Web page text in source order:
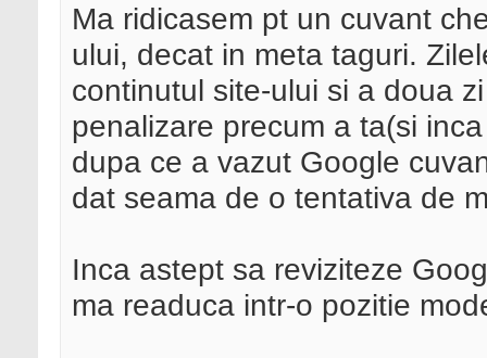
Ma ridicasem pt un cuvant
ului, decat in meta taguri.
continutul site-ului si a doua
penalizare precum a ta(si
dupa ce a vazut Google
dat seama de o tentativa de
Inca astept sa reviziteze
ma readuca intr-o pozitie